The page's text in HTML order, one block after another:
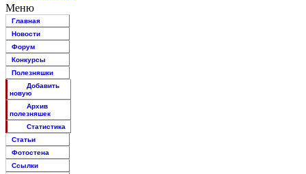
Меню
Главная
Новости
Форум
Конкурсы
Полезняшки
Добавить
новую
Архив
полезняшек
Статистика
Статьи
Фотостена
Ссылки